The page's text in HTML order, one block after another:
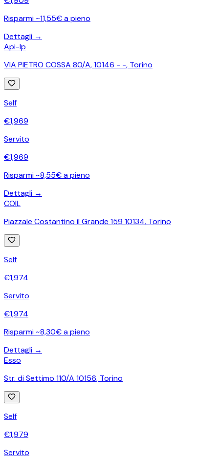
Risparmi ~11,55€ a pieno
Dettagli →
Api-Ip
VIA PIETRO COSSA 80/A, 10146 - -, Torino
Self
€1,969
Servito
€1,969
Risparmi ~8,55€ a pieno
Dettagli →
COIL
Piazzale Costantino il Grande 159 10134, Torino
Self
€1,974
Servito
€1,974
Risparmi ~8,30€ a pieno
Dettagli →
Esso
Str. di Settimo 110/A 10156, Torino
Self
€1,979
Servito